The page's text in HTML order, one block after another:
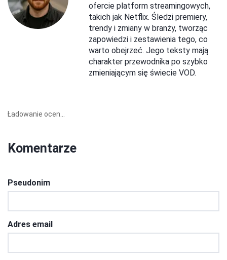
ofercie platform streamingowych,
takich jak Netflix. Śledzi premiery,
trendy i zmiany w branży, tworząc
zapowiedzi i zestawienia tego, co
warto obejrzeć. Jego teksty mają
charakter przewodnika po szybko
zmieniającym się świecie VOD.
Ładowanie ocen...
Komentarze
Pseudonim
Adres email